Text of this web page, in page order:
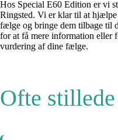
Hos Special E60 Edition er vi
Ringsted. Vi er klar til at hjælpe
fælge og bringe dem tilbage til
for at få mere information eller
vurdering af dine fælge.
Ofte